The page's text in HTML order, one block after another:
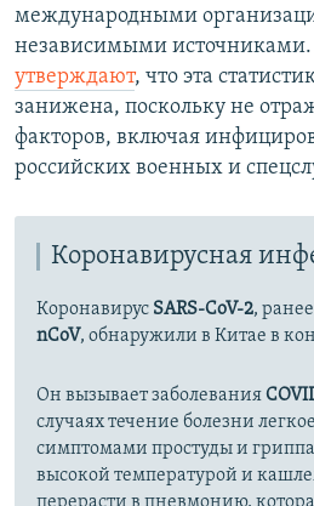
международными
независимыми
утверждают, что эта
занижена, поскольку не
факторов, включая
российских военных и
Коронавирусная
Коронавирус SARS-CoV-2,
nCoV, обнаружили в Китае в
Он вызывает заболевания
случаях течение болезни
симптомами простуды и
высокой температурой и